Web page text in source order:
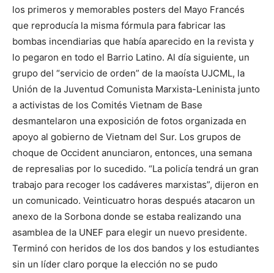
los primeros y memorables posters del Mayo Francés
que reproducía la misma fórmula para fabricar las
bombas incendiarias que había aparecido en la revista y
lo pegaron en todo el Barrio Latino. Al día siguiente, un
grupo del “servicio de orden” de la maoísta UJCML, la
Unión de la Juventud Comunista Marxista-Leninista junto
a activistas de los Comités Vietnam de Base
desmantelaron una exposición de fotos organizada en
apoyo al gobierno de Vietnam del Sur. Los grupos de
choque de Occident anunciaron, entonces, una semana
de represalias por lo sucedido. “La policía tendrá un gran
trabajo para recoger los cadáveres marxistas”, dijeron en
un comunicado. Veinticuatro horas después atacaron un
anexo de la Sorbona donde se estaba realizando una
asamblea de la UNEF para elegir un nuevo presidente.
Terminó con heridos de los dos bandos y los estudiantes
sin un líder claro porque la elección no se pudo